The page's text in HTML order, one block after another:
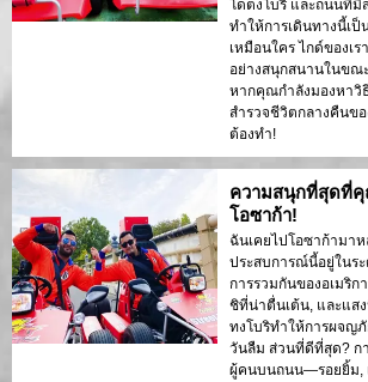
โดตงโบริ และถนนที่
ทำให้การเดินทางนี้เ
เหมือนใคร ไกด์ของเ
อย่างสนุกสนานในขณ
หากคุณกำลังมองหาวิ
สำรวจชีวิตกลางคืนข
ต้องทำ!
ความสนุกที่สุดที่
โอซาก้า!
ฉันเคยไปโอซาก้ามา
ประสบการณ์นี้อยู่ในร
การรวมกันของอเมริ
ชิที่น่าตื่นเต้น, และแส
ทงโบริทำให้การผจญ
วันลืม ส่วนที่ดีที่สุด? ก
ผู้คนบนถนน—รอยยิ้ม,